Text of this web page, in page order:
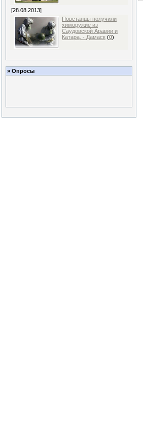
[28.08.2013]
Повстанцы получили
химоружие из
Саудовской Аравии и
Катара, - Дамаск (0)
» Опросы